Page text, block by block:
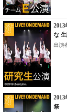
な
出演
祭